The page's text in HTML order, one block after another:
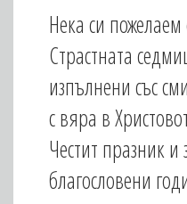
Нека си
Страстната
изпълнени със
с вяра в
Честит празник и
благословени